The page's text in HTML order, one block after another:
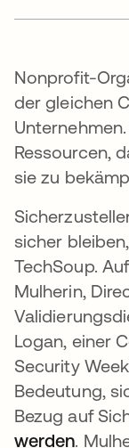
Nonprofit-
der gleichen
Ressourcen,
sie zu
sicher
TechSoup.
Mulherin,
Logan, einer
Security
Bedeutung,
Bezug auf
werden.